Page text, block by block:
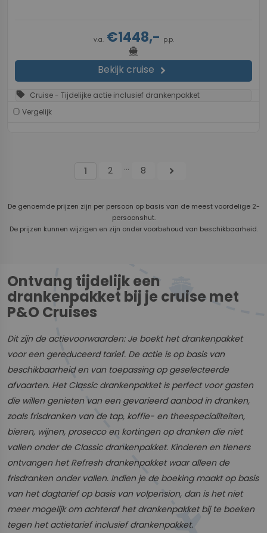
v.a.€1448,- p.p.
directions_boat
Bekijk cruise chevron_right
sell Cruise - Tijdelijke actie inclusief drankenpakket
Vergelijk
1 2 ... 8 chevron_right
De genoemde prijzen zijn per persoon op basis van de meest voordelige 2-
persoonshut.
De prijzen kunnen wijzigen en zijn onder voorbehoud van beschikbaarheid.
Ontvang tijdelijk een
drankenpakket bij je cruise met
P&O Cruises
Dit zijn de actievoorwaarden: Je boekt het drankenpakket
voor een gereduceerd tarief. De actie is op basis van
beschikbaarheid en van toepassing op geselecteerde
afvaarten. Het Classic drankenpakket is perfect voor gasten
die willen genieten van een gevarieerd aanbod in dranken,
zoals frisdranken van de tap, koffie- en theespecialiteiten,
bieren, wijnen, prosecco en kortingen op dranken die niet
vallen onder de Classic drankenpakket. Kinderen en tieners
ontvangen het Refresh drankenpakket waar alleen de
frisdranken onder vallen. Indien je de boeking maakt op basis
van het dagtarief op basis van volpension, dan is het niet
meer mogelijk om achteraf het drankenpakket bij te boeken
tegen het actietarief inclusief drankenpakket.